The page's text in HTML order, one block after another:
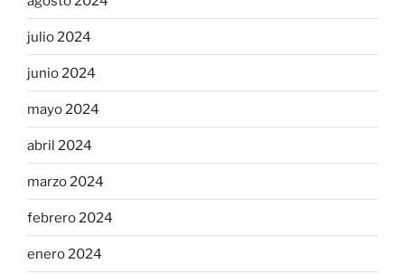
julio 2024
junio 2024
mayo 2024
abril 2024
marzo 2024
febrero 2024
enero 2024